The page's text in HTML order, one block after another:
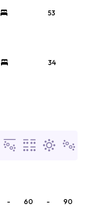
53
34
- 60 - 90